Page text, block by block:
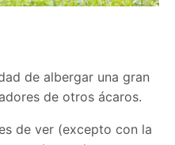
de albergar una gran
de otros ácaros.
de ver (excepto con la